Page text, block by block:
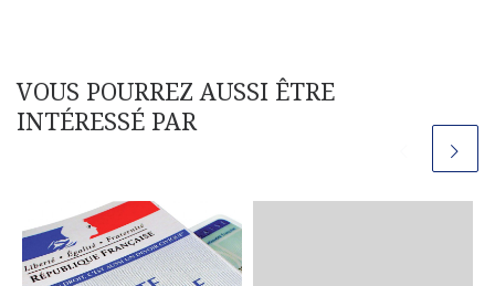
VOUS POURREZ AUSSI ÊTRE
INTÉRESSÉ PAR